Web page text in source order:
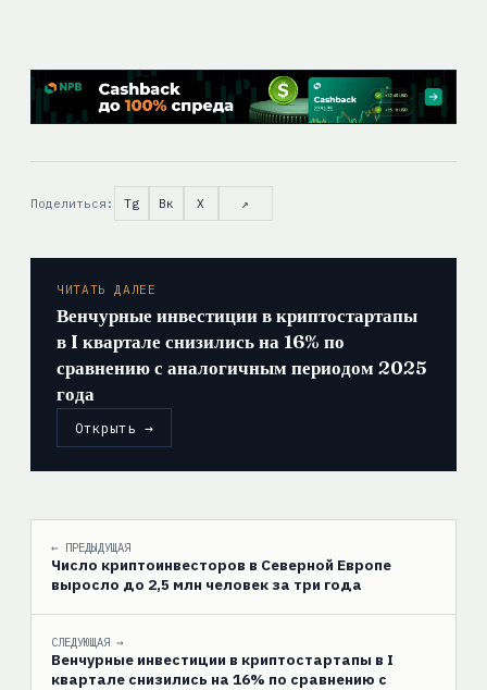
Поделиться: Tg Вк X ↗
ЧИТАТЬ ДАЛЕЕ
Венчурные инвестиции в криптостартапы
в I квартале снизились на 16% по
сравнению с аналогичным периодом 2025
года
Открыть →
← ПРЕДЫДУЩАЯ
Число криптоинвесторов в Северной Европе
выросло до 2,5 млн человек за три года
СЛЕДУЮЩАЯ →
Венчурные инвестиции в криптостартапы в I
квартале снизились на 16% по сравнению с